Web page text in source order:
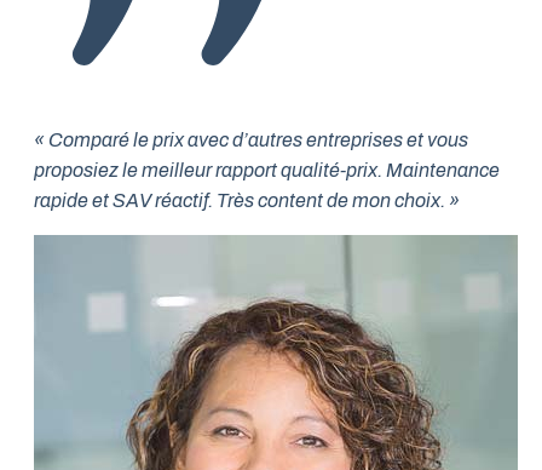
« Comparé le prix avec d’autres entreprises et vous
proposiez le meilleur rapport qualité-prix. Maintenance
rapide et SAV réactif. Très content de mon choix. »